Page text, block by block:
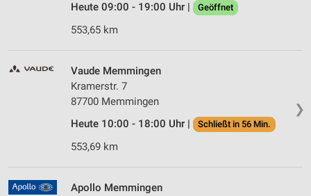
Heute 09:00 - 19:00 Uhr |
Geöffnet
553,65 km
❯
Vaude Memmingen
Kramerstr. 7
87700 Memmingen
Heute 10:00 - 18:00 Uhr |
Schließt in 56 Min.
553,69 km
Apollo Memmingen